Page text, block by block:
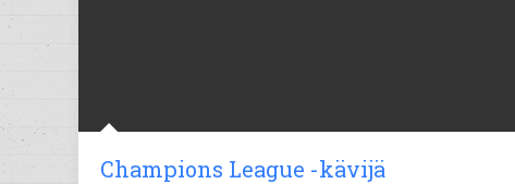
Champions League -kävijä